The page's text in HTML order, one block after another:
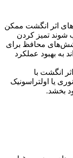
اثر انگشت ممکن
شوند تمیز کردن
محافظ برای
به بهبود عملکرد
انگشت با
یا اولتراسونیک
بخشد.